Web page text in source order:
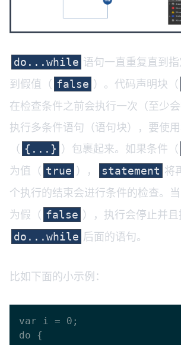
do...while 语句一直重复直到
到假值（ false ）。代码声明块（
在检查条件之前会执行一次（至少
执行多条件语句（语句块），要使
（ {...} ）包裹起来。如果条件（
为值（ true ）， statement 将
个执行的结束会进行条件的检查。当
为假（ false ），执行会停止并
do...while 后面的语句。
比如下面的小示例：
var i = 0;
do {